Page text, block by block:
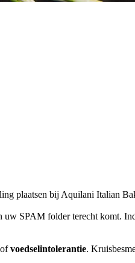
plaatsen bij Aquilani Italian
SPAM folder terecht komt.
ofvoedselintolerantie.